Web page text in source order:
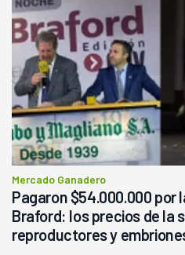
Mercado Ganadero
Pagaron $54.000.000 por
Braford: los precios de la
reproductores y